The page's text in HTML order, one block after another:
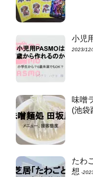
小児
2023/
味噌
(池袋
たわ
想